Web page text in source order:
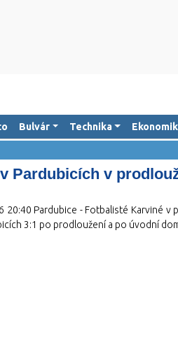
Bulvár Technika
Pardubicích v
20:40 Pardubice - Fotbalisté Karviné
3:1 po prodloužení a po úvodní